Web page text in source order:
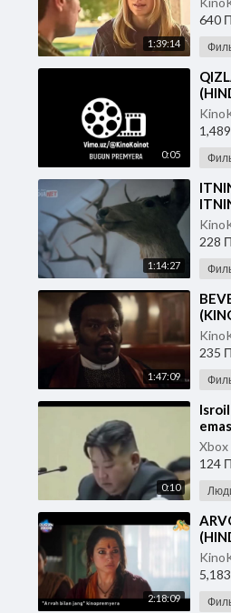
1:39:14
640
0:05
1:14:27
228
1:47:09
235
0:10
Xbox
124
2:18:09